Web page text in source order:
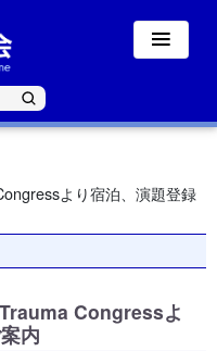
より宿泊、演題登録
Congressよ
内